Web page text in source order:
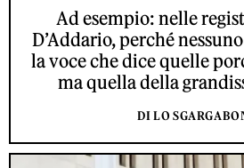
Ad esempio: nelle
D’Addario, perché
la voce che dice quelle
ma quella della
DI LO